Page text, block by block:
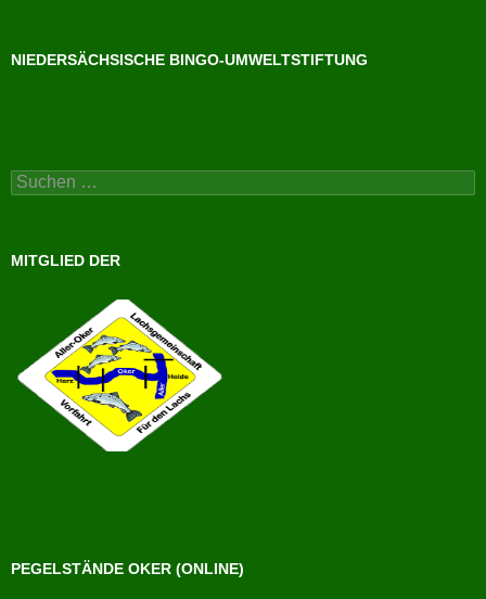
NIEDERSÄCHSISCHE BINGO-UMWELTSTIFTUNG
Suchen
nach:
MITGLIED DER
PEGELSTÄNDE OKER (ONLINE)